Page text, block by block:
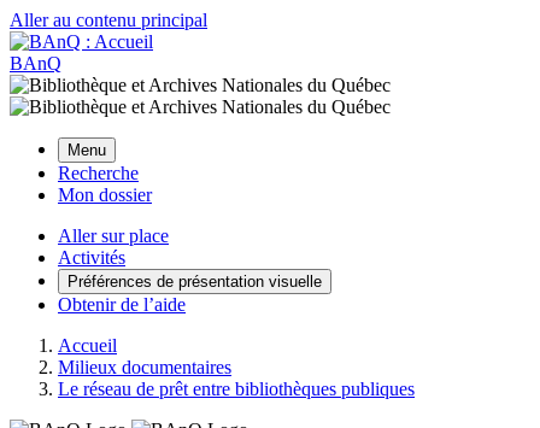
Aller au contenu principal
BAnQ
Menu
Recherche
Mon dossier
Aller sur place
Activités
Préférences de présentation visuelle
Obtenir de l’aide
Accueil
Milieux documentaires
Le réseau de prêt entre bibliothèques publiques